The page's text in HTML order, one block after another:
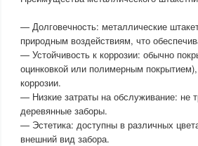
— Долговечность: металлические
природным воздействиям, что
— Устойчивость к коррозии: обычно
оцинковкой или полимерным
коррозии.
— Низкие затраты на обслуживание: не
деревянные заборы.
— Эстетика: доступны в различных
внешний вид забора.